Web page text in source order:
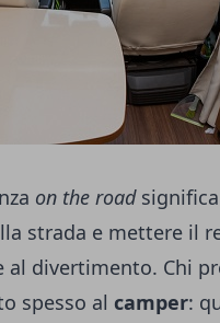
on the road
strada e mettere il
al divertimento. Chi
spesso al camper: